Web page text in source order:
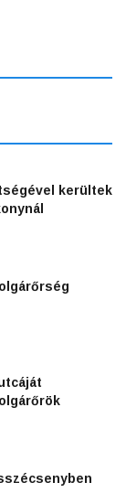
kerültek